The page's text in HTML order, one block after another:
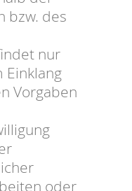
bzw. des
nur
Einklang
Vorgaben
oder